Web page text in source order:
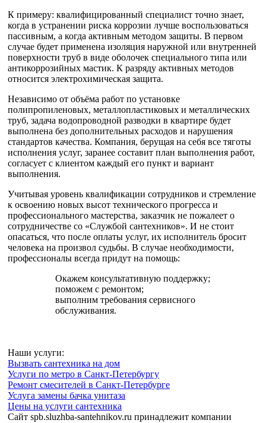
К примеру: квалифицированный специалист точно знает,
когда в устранении риска коррозии лучше воспользоваться
пассивным, а когда активным методом защиты. В первом
случае будет применена изоляция наружной или внутренней
поверхности труб в виде оболочек специального типа или
антикоррозийных мастик. К разряду активных методов
относится электрохимическая защита.
Независимо от объёма работ по установке
полипропиленовых, металлопластиковых и металлических
труб, задача водопроводной разводки в квартире будет
выполнена без дополнительных расходов и нарушения
стандартов качества. Компания, берущая на себя все тяготы
исполнения услуг, заранее составит план выполнения работ,
согласует с клиентом каждый его пункт и вариант
выполнения.
Учитывая уровень квалификации сотрудников и стремление
к освоению новых высот технического прогресса и
профессионального мастерства, заказчик не пожалеет о
сотрудничестве со «Службой сантехников». И не стоит
опасаться, что после оплаты услуг, их исполнитель бросит
человека на произвол судьбы. В случае необходимости,
профессионалы всегда придут на помощь:
Окажем консультативную поддержку;
поможем с ремонтом;
выполним требования сервисного
обслуживания.
Наши услуги:
Вызвать сантехника на дом
Услуги по метро в Санкт-Петербургу
Ремонт смесителей в Санкт-Петербурге
Услуга замены бачка унитаза
Цены на услуги сантехника
Сайт spb.sluzhba-santehnikov.ru принадлежит компании